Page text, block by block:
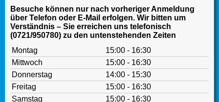
Besuche können nur nach vorheriger Anmeldung
über Telefon oder E-Mail erfolgen. Wir bitten um
Verständnis – Sie erreichen uns telefonisch
(0721/950780) zu den untenstehenden Zeiten
Montag
15:00 - 16:30
Mittwoch
15:00 - 16:30
Donnerstag
14:00 - 15:30
Freitag
15:00 - 16:30
Samstag
15:00 - 16:30